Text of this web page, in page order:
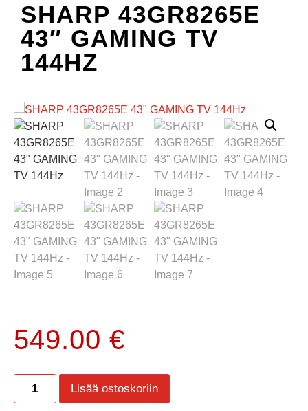
SHARP 43GR8265E
43″ GAMING TV
144HZ
549.00 €
Lisää ostoskoriin